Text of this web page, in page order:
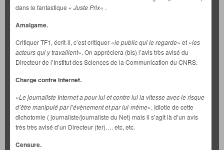
dans le fantastique « Juste Prix« .
Amalgame.
Critiquer TF1, écrit-il, c’est critiquer «le public qui le regarde» et «les
acteurs qui y travaillent». On appréciera (bis) l’avis très avisé du
Directeur de l’Institut des Sciences de la Communication du CNRS.
Charge contre Internet.
«Le journaliste Internet a pour lui et contre lui la vitesse avec le risque
d’être manipulé par l’évènement et par lui-même». Idiotie de cette
dichotomie ( journaliste/journaliste du Net) mais il s’agit là d’un avis
très très avisé d’un Directeur (ter)…. etc, etc.
Censure.